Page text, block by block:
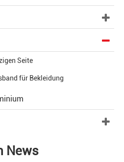
Seite
für Bekleidung
News